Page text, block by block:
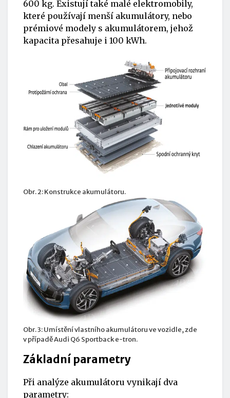
600 kg. Existují také malé elektromobily,
které používají menší akumulátory, nebo
prémiové modely s akumulátorem, jehož
kapacita přesahuje i 100 kWh.
Obr. 2: Konstrukce akumulátoru.
Obr. 3: Umístění vlastního akumulátoru ve vozidle, zde
v případě Audi Q6 Sportback e-tron.
Základní parametry
Při analýze akumulátoru vynikají dva
parametry: